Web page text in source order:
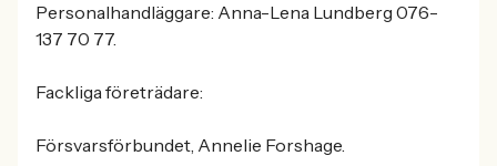
Personalhandläggare: Anna-Lena Lundberg 076-
137 70 77.
Fackliga företrädare:
Försvarsförbundet, Annelie Forshage.